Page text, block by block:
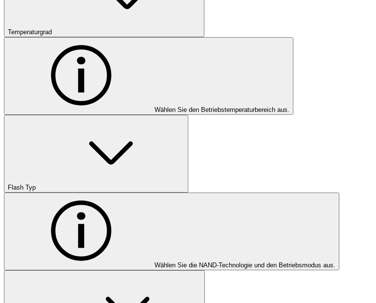
Temperaturgrad
Wählen Sie den Betriebstemperaturbereich aus.
Flash Typ
Wählen Sie die NAND-Technologie und den Betriebsmodus aus.